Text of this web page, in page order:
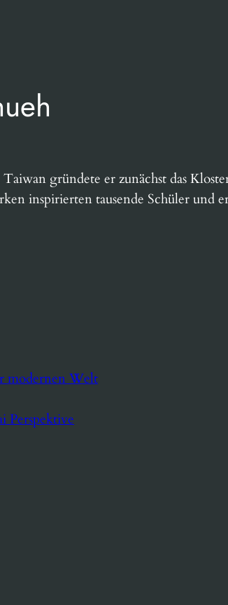
gründete er zunächst das
inspirierten tausende Schüler und
modernen Welt
Perspektive